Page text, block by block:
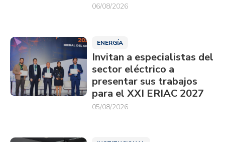
06/08/2026
ENERGÍA
Invitan a especialistas del
sector eléctrico a
presentar sus trabajos
para el XXI ERIAC 2027
05/08/2026